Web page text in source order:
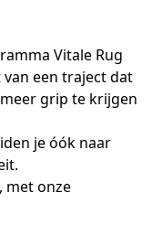
Vitale Rug
van een traject dat
grip te krijgen
je óók naar
met onze